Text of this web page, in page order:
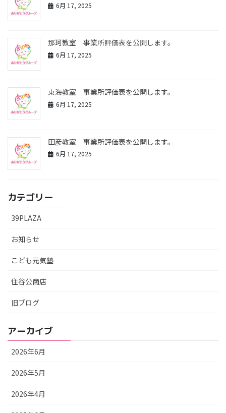
6月 17, 2025
那珂教室 事業所評価表を公開します。
6月 17, 2025
東海教室 事業所評価表を公開します。
6月 17, 2025
田彦教室 事業所評価表を公開します。
6月 17, 2025
カテゴリー
39PLAZA
お知らせ
こども元気塾
住谷公商店
旧ブログ
アーカイブ
2026年6月
2026年5月
2026年4月